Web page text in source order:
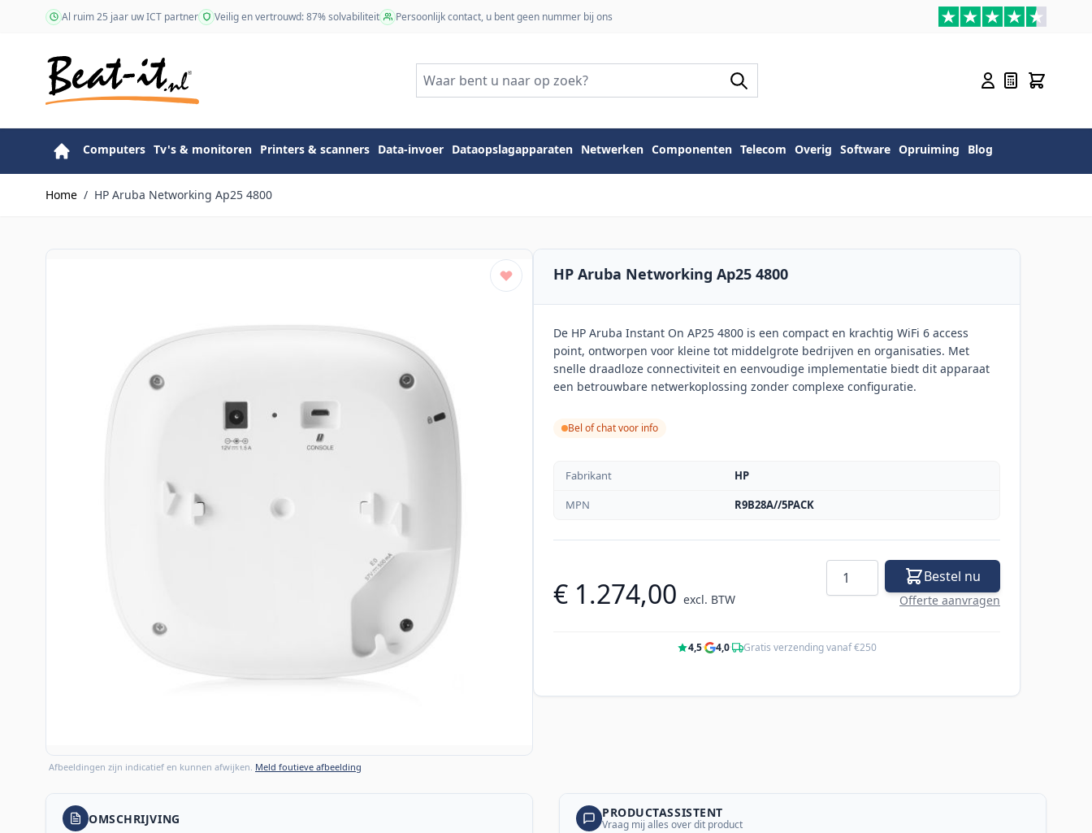
Ga naar de inhoudAl ruim 25 jaar uw ICT partner Veilig en vertrouwd: 87% solvabiliteit Persoonlijk contact, u bent geen nummer bij ons
Computers Tv's & monitoren Printers & scanners Data-invoer Dataopslagapparaten Netwerken Componenten Telecom Overig Software Opruiming Blog
Home / HP Aruba Networking Ap25 4800
Afbeeldingen zijn indicatief en kunnen afwijken. Meld foutieve afbeelding
HP Aruba Networking Ap25 4800
De HP Aruba Instant On AP25 4800 is een compact en krachtig WiFi 6 access
point, ontworpen voor kleine tot middelgrote bedrijven en organisaties. Met
snelle draadloze connectiviteit en eenvoudige implementatie biedt dit apparaat
een betrouwbare netwerkoplossing zonder complexe configuratie.
Bel of chat voor info
Fabrikant
HP
MPN
R9B28A//5PACK
€ 1.274,00 excl. BTW
Aantal Bestel nu
Offerte aanvragen
4,5· 4,0· Gratis verzending vanaf €250
OMSCHRIJVING PRODUCTASSISTENT
Vraag mij alles over dit product